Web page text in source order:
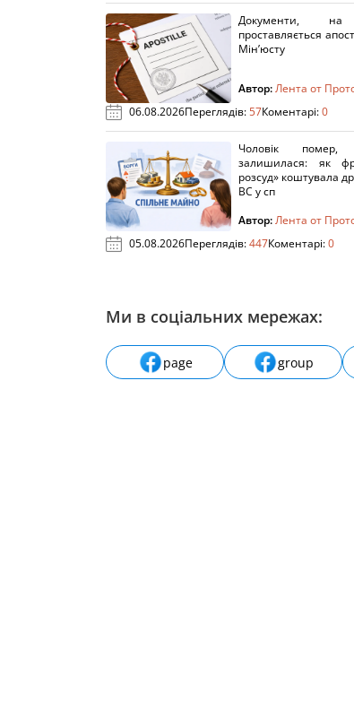
Документи,
проставляється
Мін’юсту
Автор:Лента от
06.08.2026Переглядів:57Коментарі:0
Чоловік
залишилася: як
розсуд» коштувала
ВС у сп
Автор:Лента от
05.08.2026Переглядів:447Коментарі:0
Ми в соціальних мережах:
page group